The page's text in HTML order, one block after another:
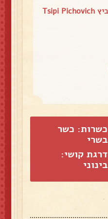
לקבלת הספר של ציפי פיחוביץ Tsipi Pichovich
כשרות: כשר
בשרי
דרגת קושי:
בינוני